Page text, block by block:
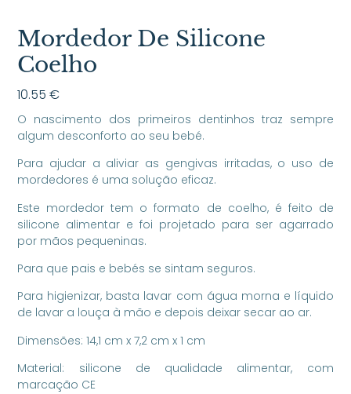
Mordedor De Silicone
Coelho
10.55€
O nascimento dos primeiros dentinhos traz sempre
algum desconforto ao seu bebé.
Para ajudar a aliviar as gengivas irritadas, o uso de
mordedores é uma solução eficaz.
Este mordedor tem o formato de coelho, é feito de
silicone alimentar e foi projetado para ser agarrado
por mãos pequeninas.
Para que pais e bebés se sintam seguros.
Para higienizar, basta lavar com água morna e líquido
de lavar a louça à mão e depois deixar secar ao ar.
Dimensões: 14,1 cm x 7,2 cm x 1 cm
Material: silicone de qualidade alimentar, com
marcação CE